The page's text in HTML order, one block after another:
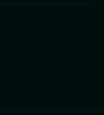
el
de solvencia.
y compras.